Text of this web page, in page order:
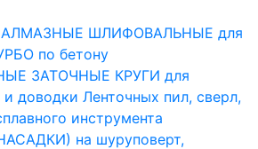
ШЛИФОВАЛЬНЫЕ для
по бетону
ЗАТОЧНЫЕ КРУГИ для
и доводки Ленточных пил, сверл,
инструмента
на шуруповерт,